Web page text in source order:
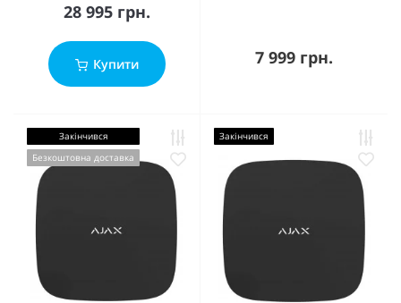
28 995 грн.
Купити 7 999 грн.
Закінчився
Безкоштовна доставка
Закінчився